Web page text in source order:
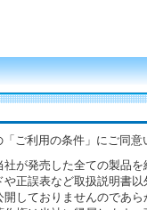
ご利用の条件」にご同
が発売した全ての製品
正誤表など取扱説明書
しておりませんのであ